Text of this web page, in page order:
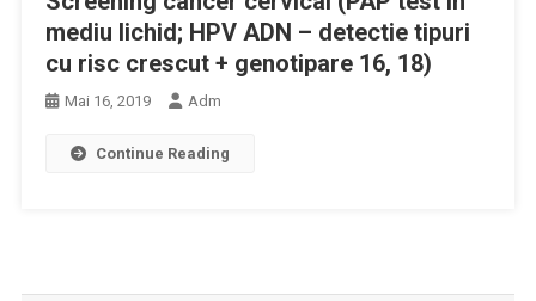
mediu lichid; HPV ADN – detectie tipuri
cu risc crescut + genotipare 16, 18)
Mai 16, 2019 Adm
Continue Reading